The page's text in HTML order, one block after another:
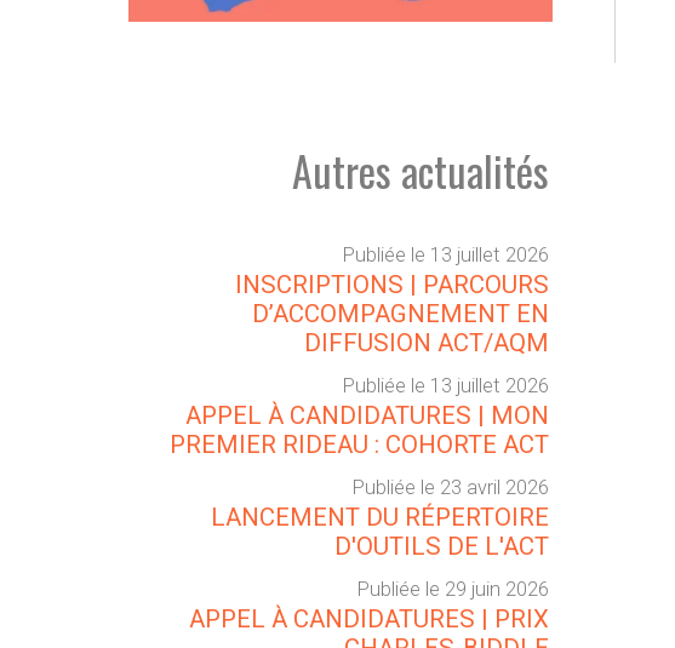
Autres actualités
Publiée le 13 juillet 2026
INSCRIPTIONS | PARCOURS
D’ACCOMPAGNEMENT EN
DIFFUSION ACT/AQM
Publiée le 13 juillet 2026
APPEL À CANDIDATURES | MON
PREMIER RIDEAU : COHORTE ACT
Publiée le 23 avril 2026
LANCEMENT DU RÉPERTOIRE
D'OUTILS DE L'ACT
Publiée le 29 juin 2026
APPEL À CANDIDATURES | PRIX